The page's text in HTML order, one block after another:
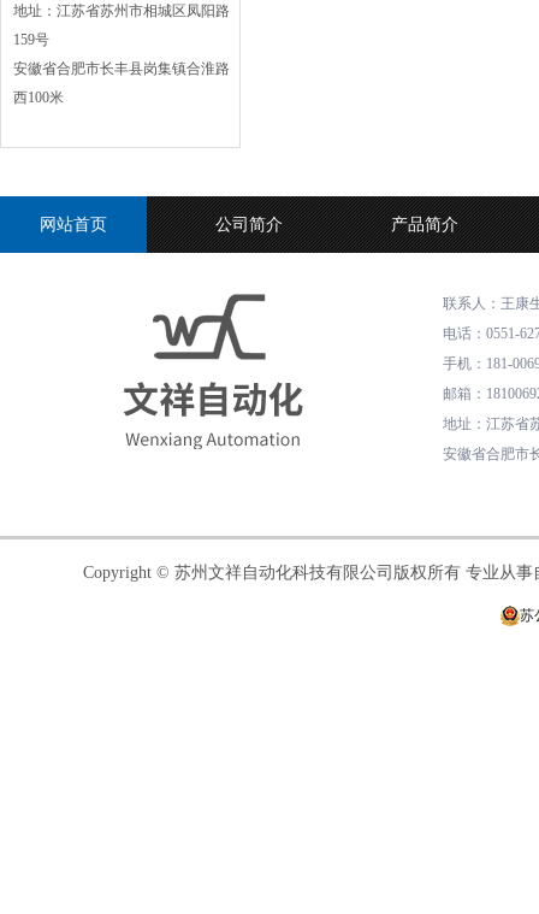
地址 ： 江苏省苏州市相城区凤阳路
159号
安徽省合肥市长丰县岗集镇合淮路
西100米
网站首页 公司简介 产品简介
联系人：王康
电话 ： 0551-
手机 ： 181-
邮箱 ：
地址 ： 江苏省
安徽省合肥市
Copyright © 苏州文祥自动化科技有限公司版权所有 专业从
苏